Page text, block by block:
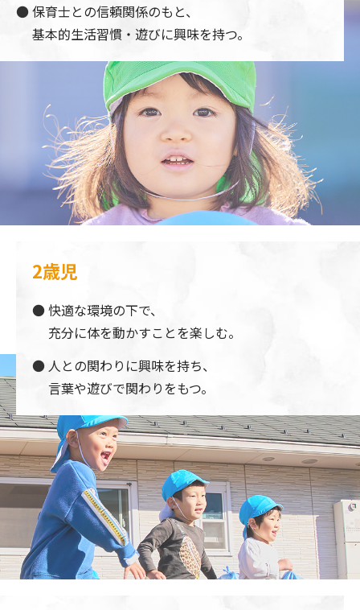
保育士との信頼関係のもと、
基本的生活習慣・遊びに興味を持つ。
2歳児
快適な環境の下で、
充分に体を動かすことを楽しむ。
人との関わりに興味を持ち、
言葉や遊びで関わりをもつ。